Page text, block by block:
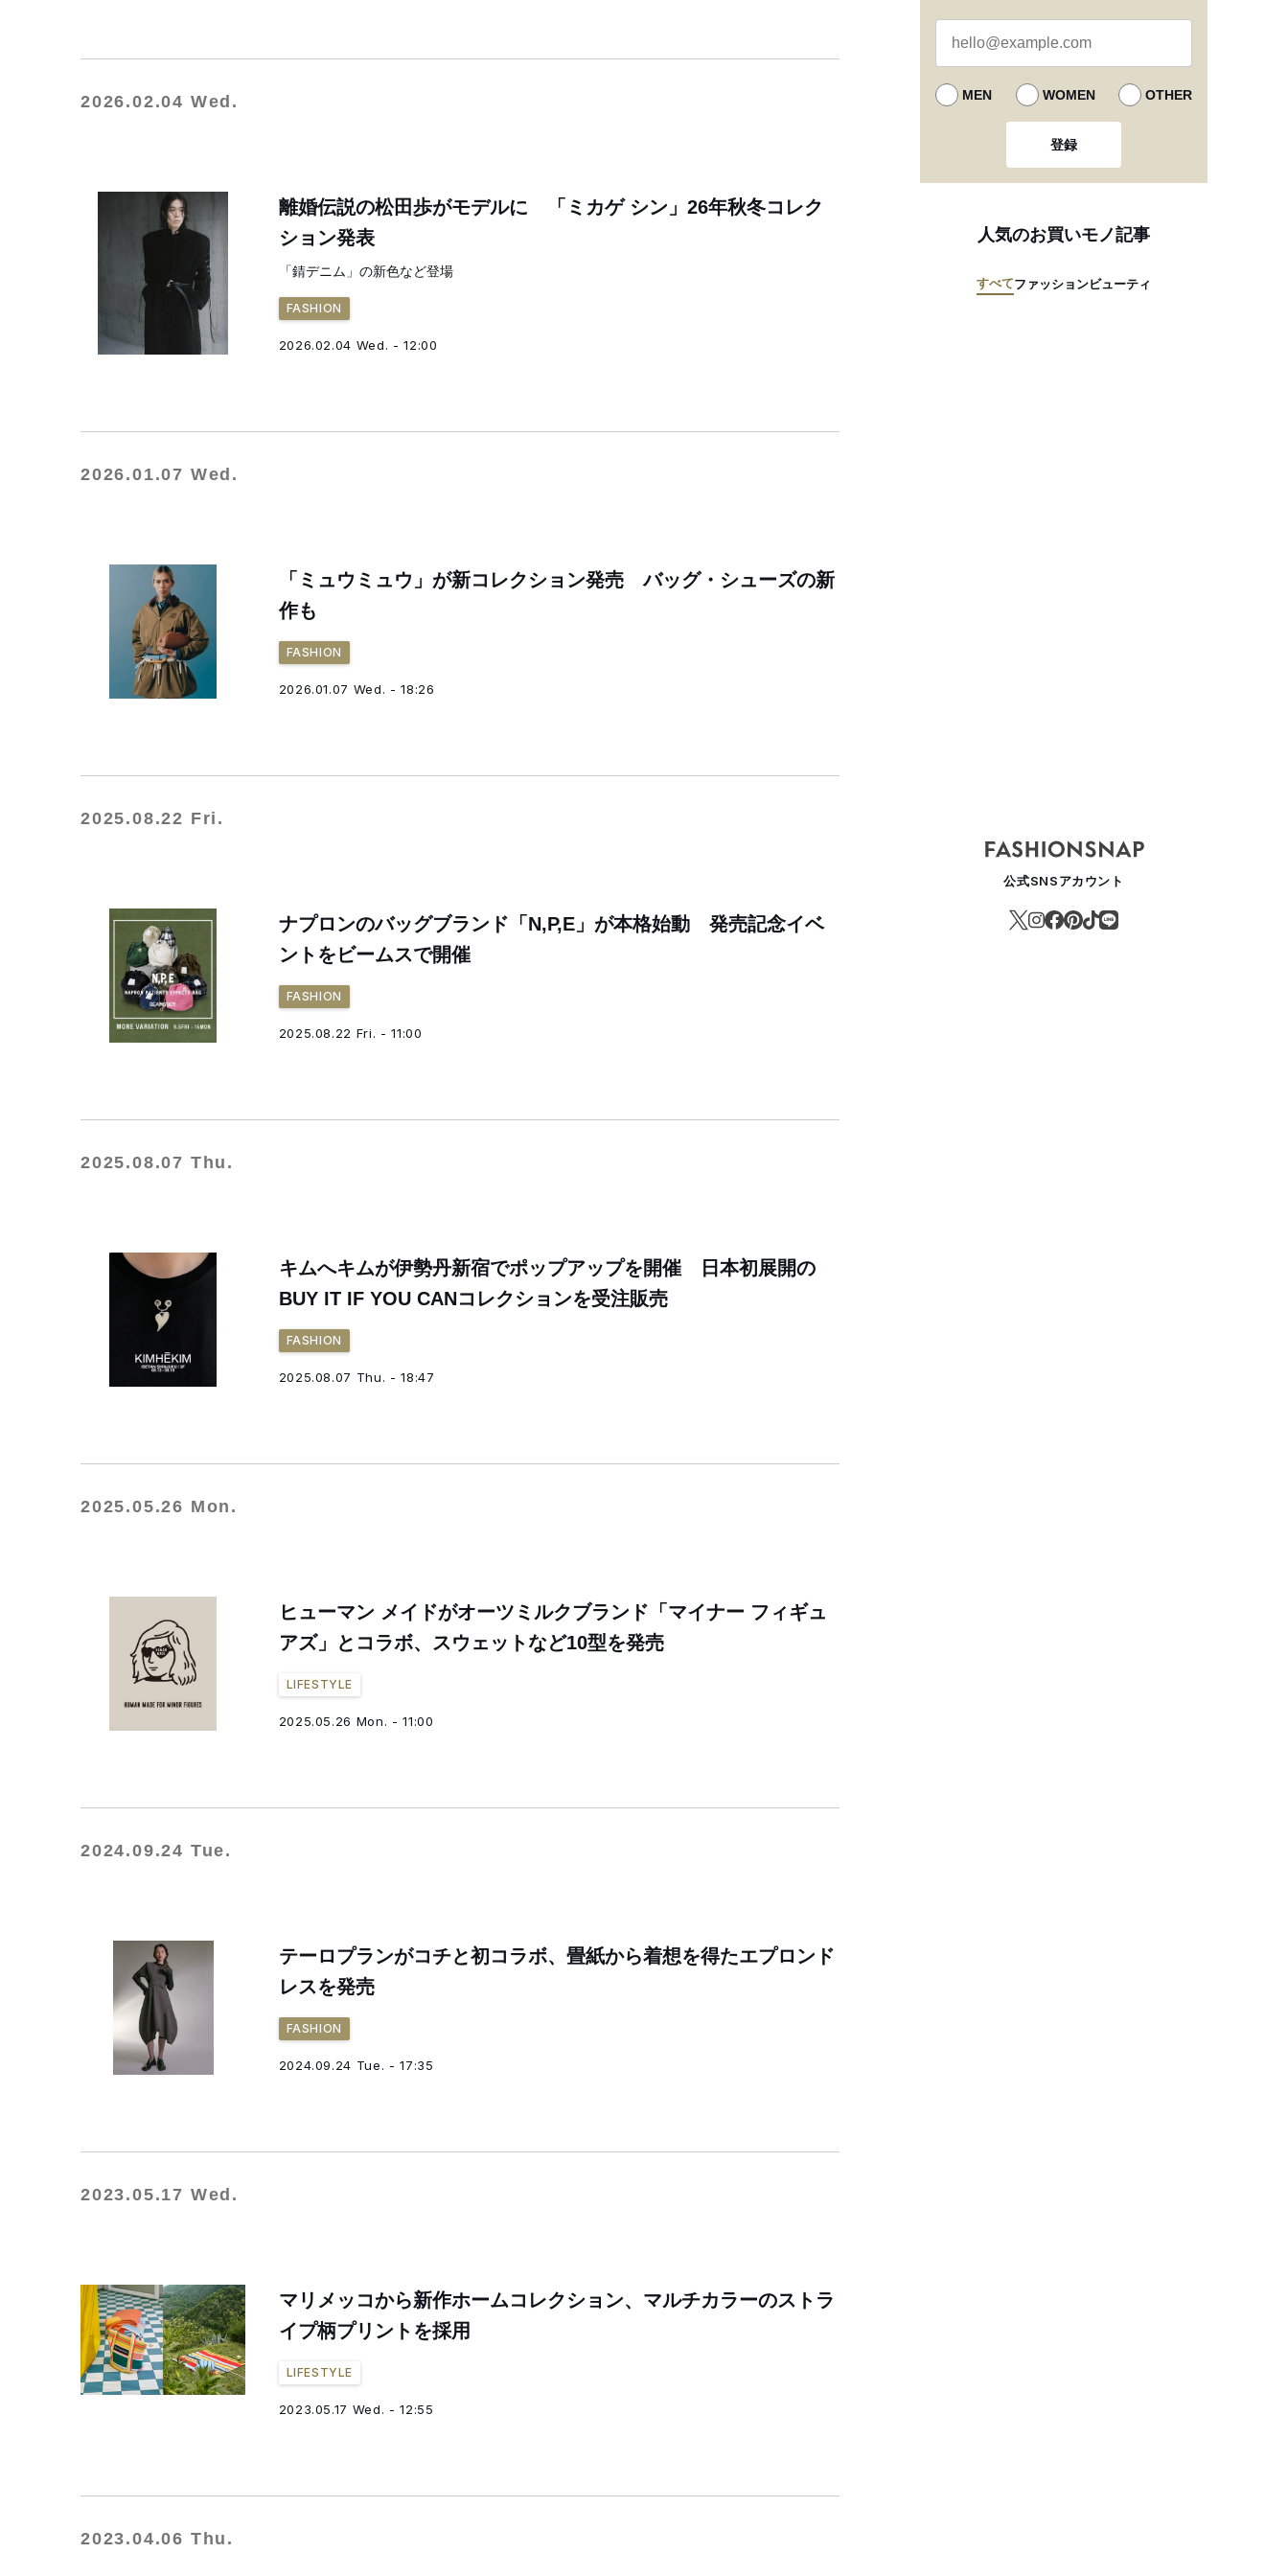
2026.02.04 Wed.
離婚伝説の松田歩がモデルに 「ミカゲ シン」26年秋冬コレク
ション発表
「錆デニム」の新色など登場
FASHION
2026.02.04 Wed. - 12:00
2026.01.07 Wed.
「ミュウミュウ」が新コレクション発売 バッグ・シューズの新
作も
FASHION
2026.01.07 Wed. - 18:26
2025.08.22 Fri.
ナプロンのバッグブランド「N,P,E」が本格始動 発売記念イベ
ントをビームスで開催
FASHION
2025.08.22 Fri. - 11:00
2025.08.07 Thu.
キムへキムが伊勢丹新宿でポップアップを開催 日本初展開の
BUY IT IF YOU CANコレクションを受注販売
FASHION
2025.08.07 Thu. - 18:47
2025.05.26 Mon.
ヒューマン メイドがオーツミルクブランド「マイナー フィギュ
アズ」とコラボ、スウェットなど10型を発売
LIFESTYLE
2025.05.26 Mon. - 11:00
2024.09.24 Tue.
テーロプランがコチと初コラボ、畳紙から着想を得たエプロンド
レスを発売
FASHION
2024.09.24 Tue. - 17:35
2023.05.17 Wed.
マリメッコから新作ホームコレクション、マルチカラーのストラ
イプ柄プリントを採用
LIFESTYLE
2023.05.17 Wed. - 12:55
2023.04.06 Thu.
MEN WOMEN OTHER
登録
人気のお買いモノ記事
すべてファッションビューティ
公式SNSアカウント